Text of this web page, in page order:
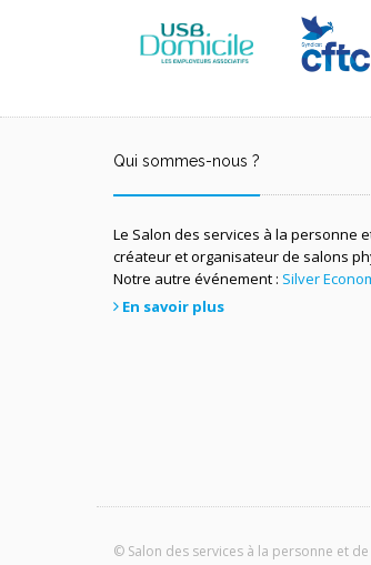
Qui sommes-nous ?
Le Salon des services à la personne
créateur et organisateur de salons
Notre autre événement : Silver
En savoir plus
© Salon des services à la personne et